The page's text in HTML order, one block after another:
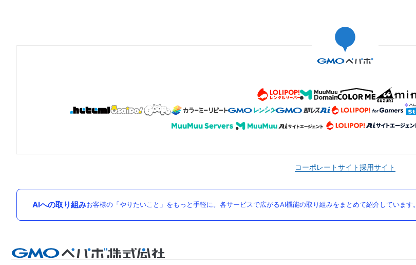
コーポレートサイト採用サイト
AIへの取り組みお客様の「やりたいこと」をもっと手軽に。各サービスで広がるAI機能の取り組みをまとめて紹介しています。